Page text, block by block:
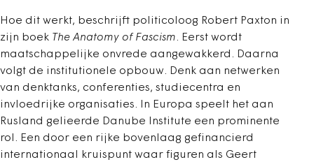
Hoe dit werkt, beschrijft politicoloog Robert Paxton in
zijn boek The Anatomy of Fascism. Eerst wordt
maatschappelijke onvrede aangewakkerd. Daarna
volgt de institutionele opbouw. Denk aan netwerken
van denktanks, conferenties, studiecentra en
invloedrijke organisaties. In Europa speelt het aan
Rusland gelieerde Danube Institute een prominente
rol. Een door een rijke bovenlaag gefinancierd
internationaal kruispunt waar figuren als Geert